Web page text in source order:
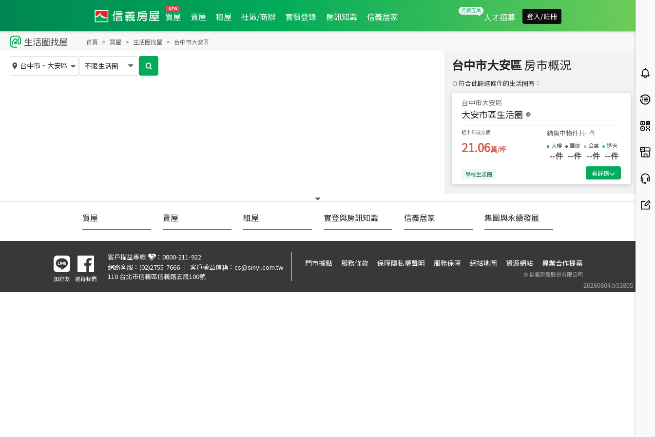
買屋 賣屋 租屋 社區/商辦 實價登錄 房訊知識 信義居家 人才招募 登入/註冊
生活圈找屋 首頁 買屋 生活圈找屋 台中市大安區大安市區
台中市 ・ 大安區 不限生活圈 台中市大安區房市概況
符合此篩選條件的生活圈有：
台中市大安區
大安市區生活圈
近半年成交價
21.06萬/坪
銷售中物件共--件
大樓
--件
華廈
--件
公寓
--件
透天
--件
學校生活圈 看詳情
此
最
近
買屋 賣屋 租屋 實登與房訊知識 信義居家 集團與永續發展
20260804.b53805
加好友 追蹤我們
客戶權益專線 ： 0800-211-922
網路客服： (02)2755-7666 客戶權益信箱： cs@sinyi.com.tw
110 台北市信義區信義路五段100號
門市據點 服務條款 保障隱私權聲明 服務保障 網站地圖 資源網站 異業合作提案
©信義房屋股份有限公司